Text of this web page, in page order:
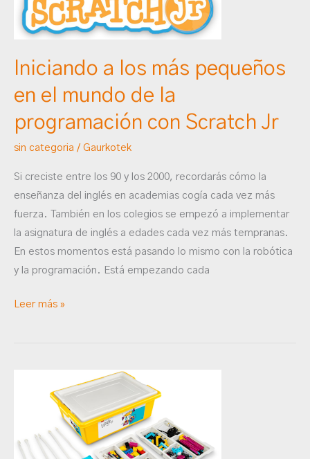
Iniciando a los más pequeños
en el mundo de la
programación con Scratch Jr
sin categoria / Gaurkotek
Si creciste entre los 90 y los 2000, recordarás cómo la
enseñanza del inglés en academias cogía cada vez más
fuerza. También en los colegios se empezó a implementar
la asignatura de inglés a edades cada vez más tempranas.
En estos momentos está pasando lo mismo con la robótica
y la programación. Está empezando cada
de
la
programación
con
Scratch
Jr
Leer más »
¿merece
la